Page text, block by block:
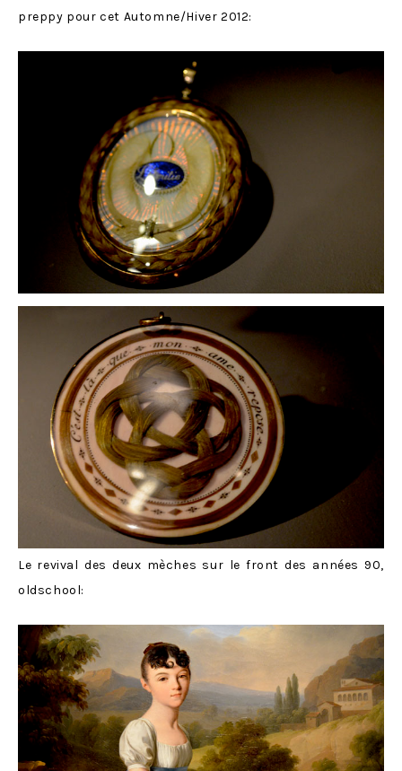
preppy pour cet Automne/Hiver 2012:
Le revival des deux mèches sur le front des années 90,
oldschool: